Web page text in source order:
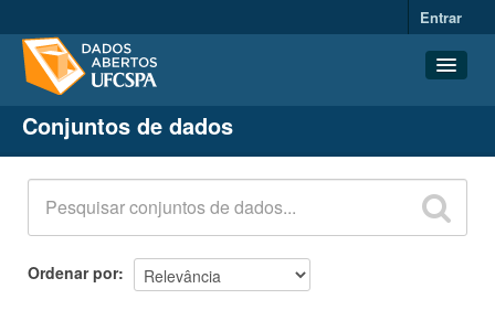
Entrar
Conjuntos de dados
Organizações
Grupos
Sobre
Conjuntos de dados
Ordenar por